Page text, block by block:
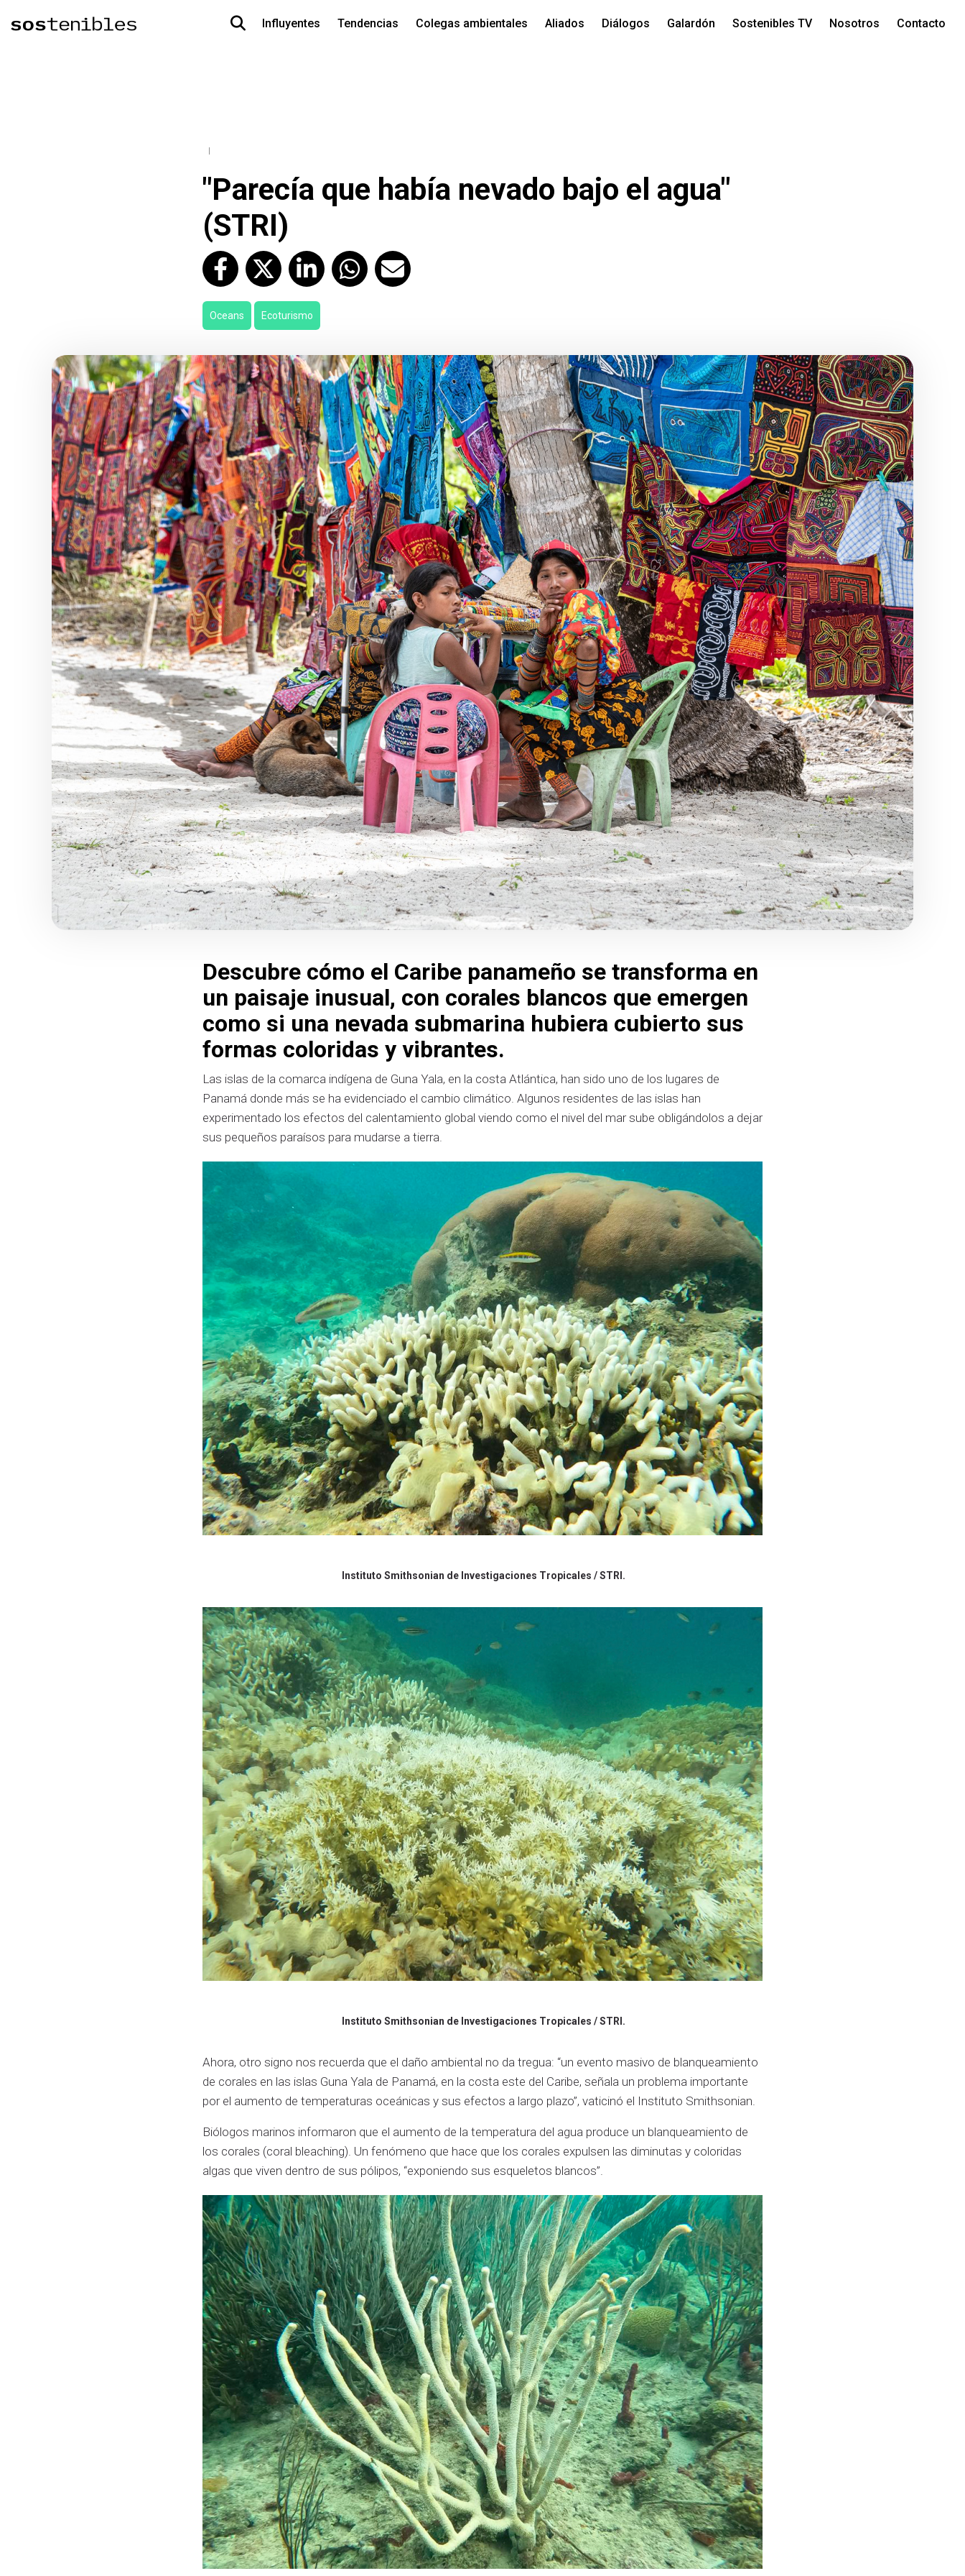
Influyentes Tendencias Colegas ambientales Aliados Diálogos Galardón Sostenibles TV Nosotros Contacto
"Parecía que había nevado bajo el agua"
(STRI)
Oceans Ecoturismo
Descubre cómo el Caribe panameño se transforma en
un paisaje inusual, con corales blancos que emergen
como si una nevada submarina hubiera cubierto sus
formas coloridas y vibrantes.
Las islas de la comarca indígena de Guna Yala, en la costa Atlántica, han sido uno de los lugares de
Panamá donde más se ha evidenciado el cambio climático. Algunos residentes de las islas han
experimentado los efectos del calentamiento global viendo como el nivel del mar sube obligándolos a dejar
sus pequeños paraísos para mudarse a tierra.
Instituto Smithsonian de Investigaciones Tropicales / STRI.
Instituto Smithsonian de Investigaciones Tropicales / STRI.
Ahora, otro signo nos recuerda que el daño ambiental no da tregua: “un evento masivo de blanqueamiento
de corales en las islas Guna Yala de Panamá, en la costa este del Caribe, señala un problema importante
por el aumento de temperaturas oceánicas y sus efectos a largo plazo”, vaticinó el Instituto Smithsonian.
Biólogos marinos informaron que el aumento de la temperatura del agua produce un blanqueamiento de
los corales (coral bleaching). Un fenómeno que hace que los corales expulsen las diminutas y coloridas
algas que viven dentro de sus pólipos, “exponiendo sus esqueletos blancos”.